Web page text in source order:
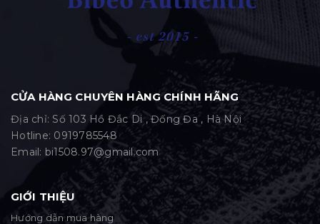
CỬA HÀNG CHUYÊN HÀNG CHÍNH HÃNG
Địa chỉ: Số 103 Hồ Đắc Di , Đống Đa , Hà Nội
Hotline: 0919785548
Email: bi1508.97@gmail.com
GIỚI THIỆU
Hướng dẫn mua hàng